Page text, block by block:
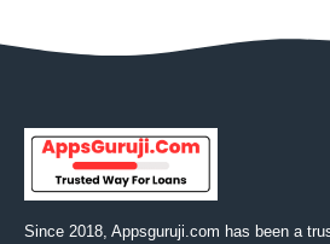
Since 2018, Appsguruji.com has been a